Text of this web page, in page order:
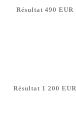
Résultat 490 EUR
Résultat 1 200 EUR